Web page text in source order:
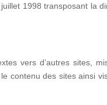
1998 transposant la
vers d’autres sites,
contenu des sites ainsi